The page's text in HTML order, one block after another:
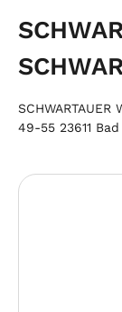
49-55 23611
Bildergalerie